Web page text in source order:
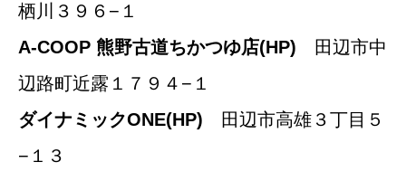
栖川３９６−１
A-COOP 熊野古道ちかつゆ店(HP) 田辺市中
辺路町近露１７９４−１
ダイナミックONE(HP) 田辺市高雄３丁目５
−１３